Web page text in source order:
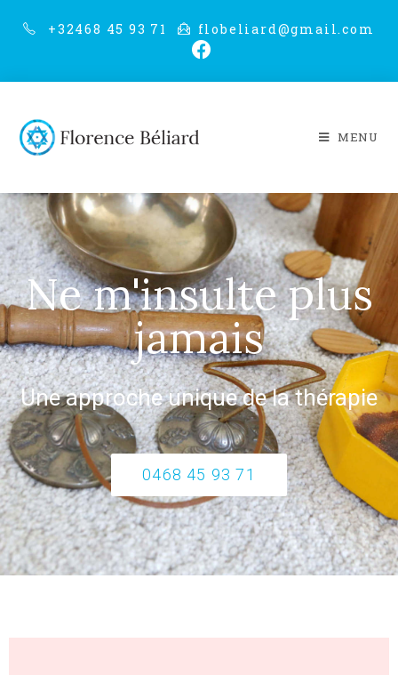
+32468 45 93 71 flobeliard@gmail.com
MENU
Ne m'insulte plus
jamais
Une approche unique de la thérapie
0468 45 93 71